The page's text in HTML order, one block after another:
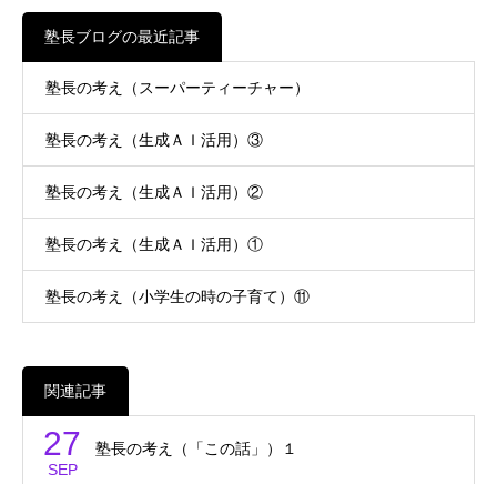
塾長ブログの最近記事
塾長の考え（スーパーティーチャー）
塾長の考え（生成ＡＩ活用）③
塾長の考え（生成ＡＩ活用）②
塾長の考え（生成ＡＩ活用）①
塾長の考え（小学生の時の子育て）⑪
関連記事
27
SEP
塾長の考え（「この話」）１